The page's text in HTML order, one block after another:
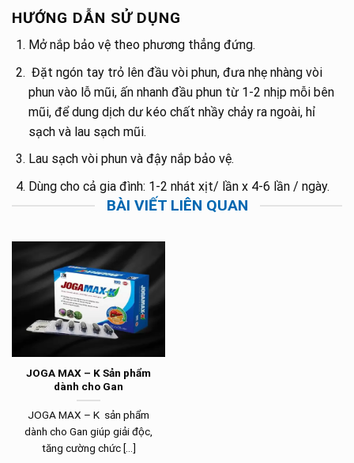
HƯỚNG DẪN SỬ DỤNG
Mở nắp bảo vệ theo phương thẳng đứng.
Đặt ngón tay trỏ lên đầu vòi phun, đưa nhẹ nhàng vòi
phun vào lỗ mũi, ấn nhanh đầu phun từ 1-2 nhịp mỗi bên
mũi, để dung dịch dư kéo chất nhầy chảy ra ngoài, hỉ
sạch và lau sạch mũi.
Lau sạch vòi phun và đậy nắp bảo vệ.
Dùng cho cả gia đình: 1-2 nhát xịt/ lần x 4-6 lần / ngày.
BÀI VIẾT LIÊN QUAN
JOGA MAX – K Sản phẩm
dành cho Gan
JOGA MAX – K sản phẩm
dành cho Gan giúp giải độc,
tăng cường chức [...]